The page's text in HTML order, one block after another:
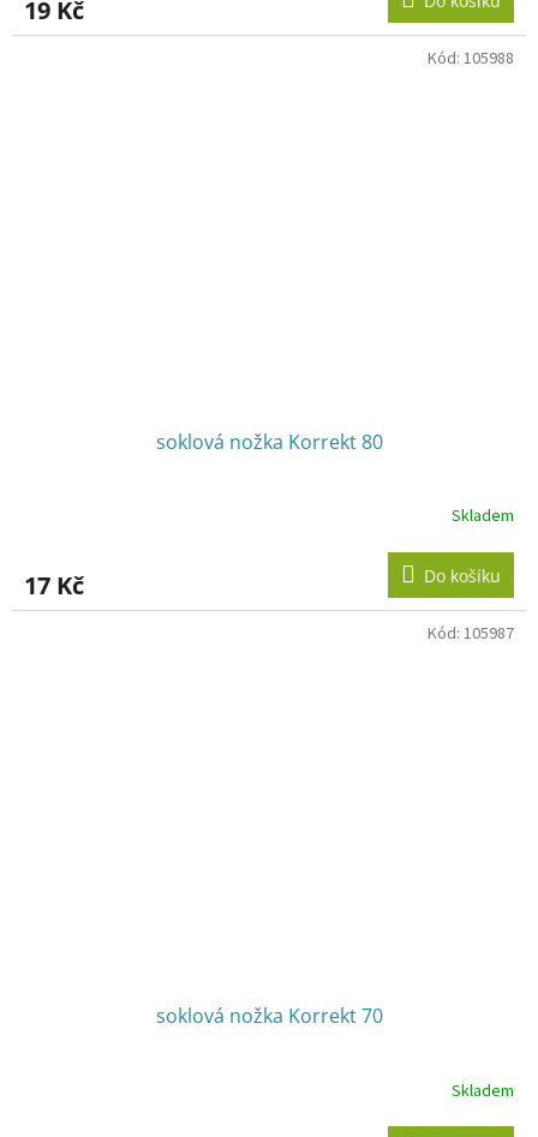
19 Kč
soklová nožka Korrekt 80
Skladem
17 Kč Do košíku
Kód: 105988
soklová nožka Korrekt 70
Skladem
Kód: 105987